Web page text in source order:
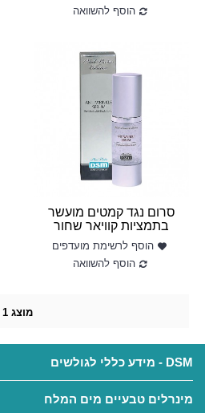
הוסף להשוואה
סרום נגד קמטים מועשר
בתמציות קוויאר שחור
הוסף לרשימת מועדפים
הוסף להשוואה
מוצג 1 מתוך 3 מוצרים 3 (1 עמודים)
DSM - מידע כללי לגולשים
מינרלים טבעיים מים המלח